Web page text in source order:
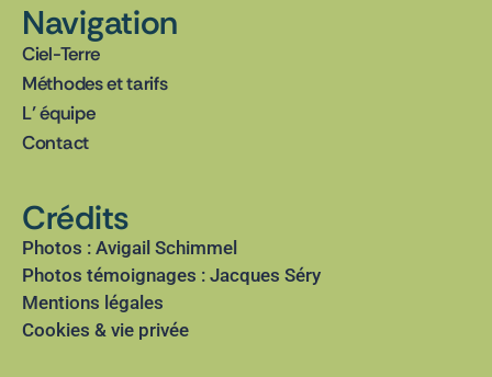
Navigation
Ciel-Terre
Méthodes et tarifs
L’ équipe
Contact
Crédits
Photos : Avigail Schimmel
Photos témoignages : Jacques Séry
Mentions légales
Cookies & vie privée